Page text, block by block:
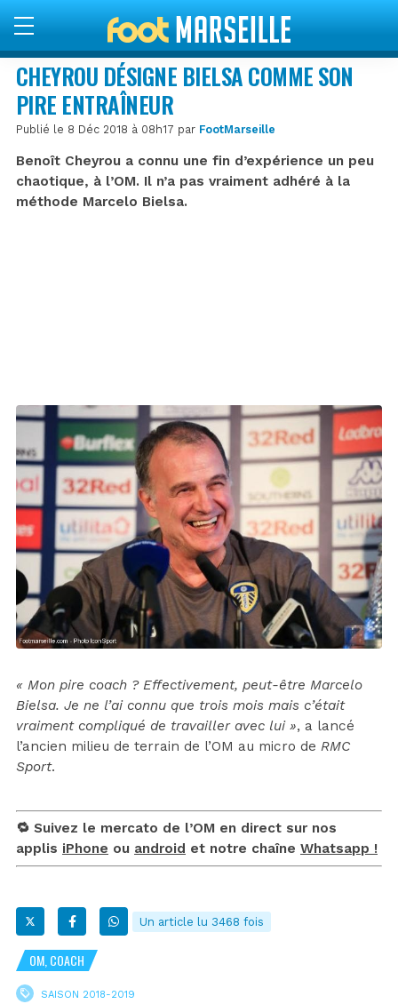
CHEYROU DÉSIGNE BIELSA COMME SON
PIRE ENTRAÎNEUR
Publié le 8 Déc 2018 à 08h17 par FootMarseille
Benoît Cheyrou a connu une fin d’expérience un peu
chaotique, à l’OM. Il n’a pas vraiment adhéré à la
méthode Marcelo Bielsa.
« Mon pire coach ? Effectivement, peut-être Marcelo
Bielsa. Je ne l’ai connu que trois mois mais c’était
vraiment compliqué de travailler avec lui », a lancé
l’ancien milieu de terrain de l’OM au micro de RMC
Sport.
🔁 Suivez le mercato de l’OM en direct sur nos
applis iPhone ou android et notre chaîne Whatsapp !
Un article lu 3468 fois
OM, COACH
SAISON 2018-2019